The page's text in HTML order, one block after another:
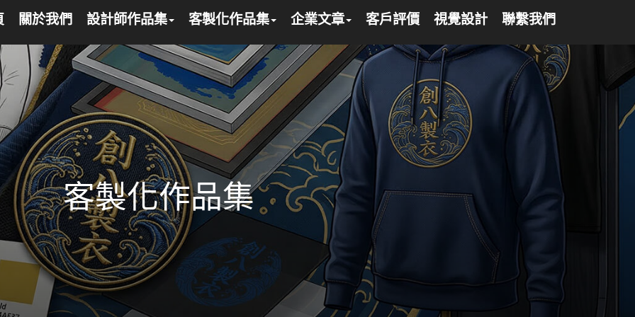
關於我們 設計師作品集 客製化作品集 企業文章 客戶評價 視覺設計 聯繫我們
客製化作品集